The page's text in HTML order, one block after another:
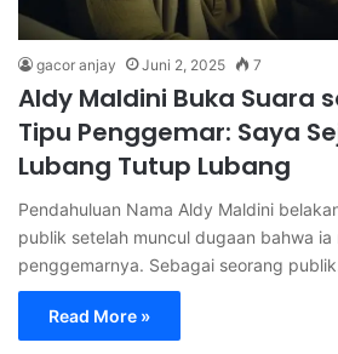
gacor anjay Juni 2, 2025 7
Aldy Maldini Buka Suara
Tipu Penggemar: Saya
Lubang Tutup Lubang
Pendahuluan Nama Aldy Maldini
publik setelah muncul dugaan bahwa ia
penggemarnya. Sebagai seorang
Read More »